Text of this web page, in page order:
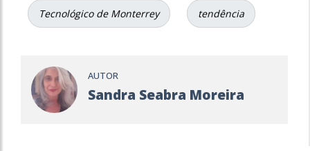
Tecnológico de Monterrey tendência
AUTOR
Sandra Seabra Moreira